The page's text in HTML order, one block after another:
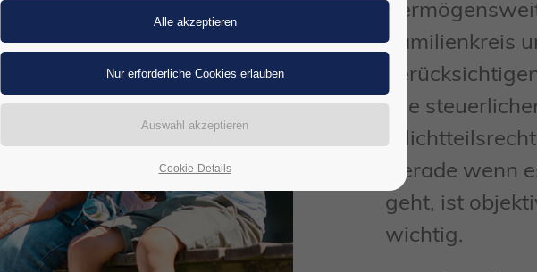
Familienkreis
alle
Gerade wenn
geht, ist
wichtig.
Cookie-Details